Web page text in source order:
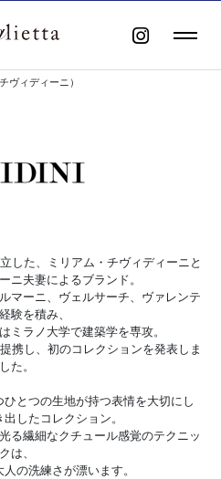
ヴィディーニ）
した、ミリアム・チヴィディーニと
ニ夫妻によるブランド。
マーニ、ヴェルサーチ、ヴァレンテ
験を積み、
ミラノ大学で建築学を専攻。
携し、初のコレクションを発表しま
した。
ひとつの生地が持つ表情を大切にし
したコレクション。
る繊細なクチュール感覚のテクニッ
クは、
の洗練さが漂います。